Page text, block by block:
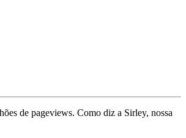
de pageviews. Como diz a Sirley, nossa